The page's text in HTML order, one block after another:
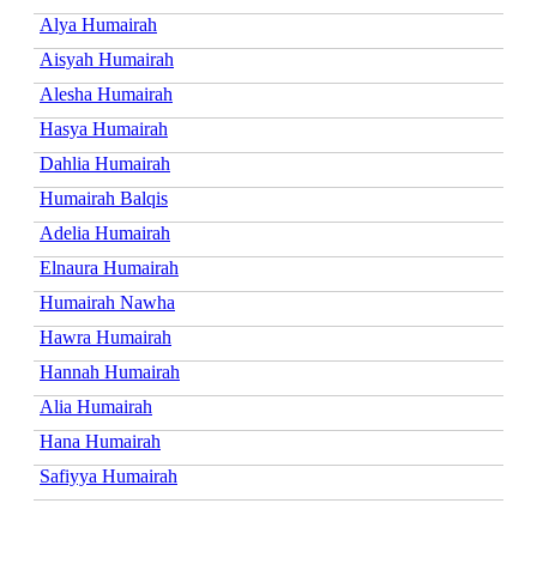
Alya Humairah
Aisyah Humairah
Alesha Humairah
Hasya Humairah
Dahlia Humairah
Humairah Balqis
Adelia Humairah
Elnaura Humairah
Humairah Nawha
Hawra Humairah
Hannah Humairah
Alia Humairah
Hana Humairah
Safiyya Humairah